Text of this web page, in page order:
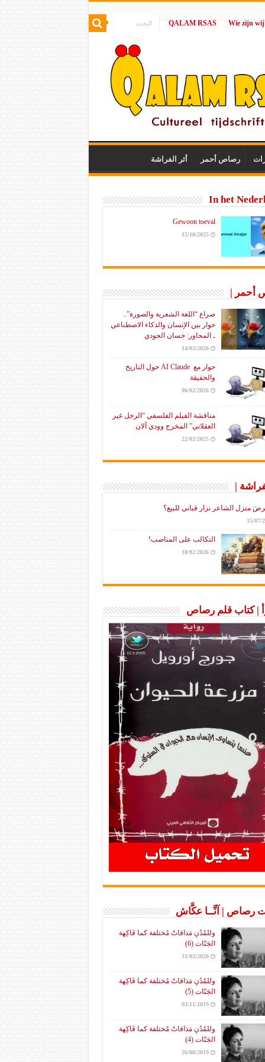
|
QALAM RSAS
رصاص أحمر أثر الفراشة
In het
Gewoon toeval
15/10/2025
أحمر |
صراع “اللغة الشعرية والصورة”..
حوار بين الإنسان والذكاء الاصطناعي
ـ المحاور: حسان الجودي
14/03/2026
حوار مع AI Claude حول التاريخ
والحقيقة
06/02/2026
مناقشة الفيلم الفلسفي “الرجل غير
العقلاني” المخرج وودي آلان
22/02/2025
|
منزل الشاعر نزار قباني للبيع؟
15/07/
التكالب على المناصب!
18/02/2026
| كتاب قلم رصاص
رصاص | آنَّــا عكَّاش
وللمُدُنِ مَذاقاتٌ مُختلفة كما فَاكِهة
الجَنّات (6)
31/03/2020
وللمُدُنِ مَذاقاتٌ مُختلفة كما فَاكِهة
الجَنّات (5)
03/11/2019
وللمُدُنِ مَذاقاتٌ مُختلفة كما فَاكِهة
الجَنّات (4)
26/08/2019